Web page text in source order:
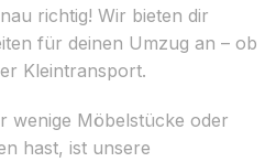
richtig! Wir bieten dir
für deinen Umzug an – ob
Kleintransport.
wenige Möbelstücke oder
hast, ist unsere